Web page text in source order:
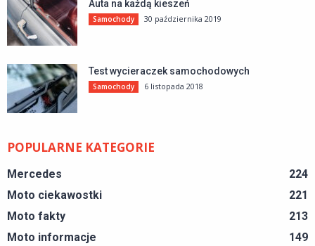
Auta na każdą kieszeń
Samochody 30 października 2019
Test wycieraczek samochodowych
Samochody 6 listopada 2018
POPULARNE KATEGORIE
Mercedes
224
Moto ciekawostki
221
Moto fakty
213
Moto informacje
149